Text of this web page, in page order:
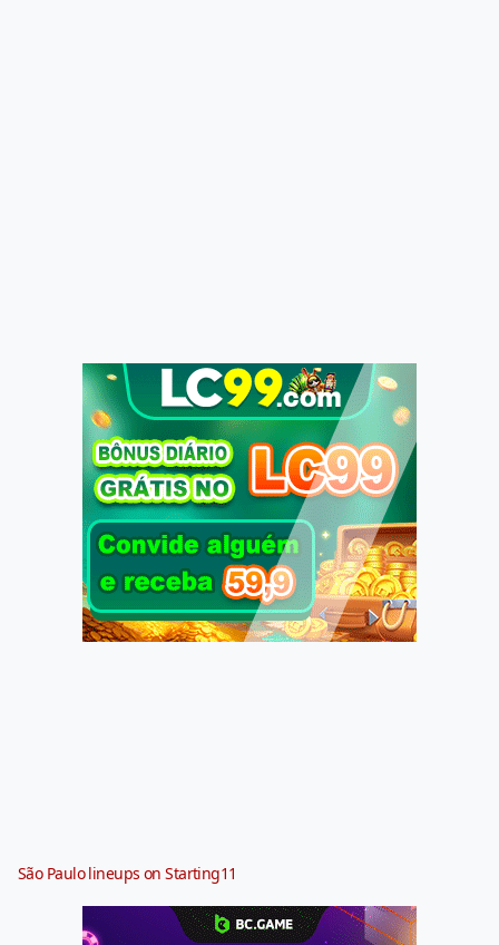
São Paulo lineups on Starting11